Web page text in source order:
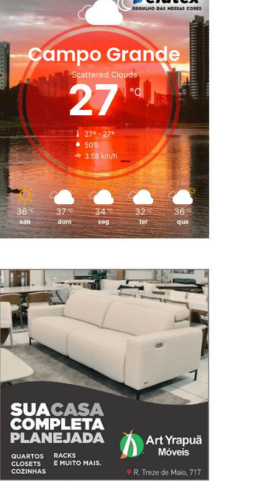
Campo Grande
Scattered Clouds
27℃
27º - 27º
50%
3.58 km/h
36 ℃
sáb
37 ℃
dom
34 ℃
seg
32 ℃
ter
36 ℃
qua